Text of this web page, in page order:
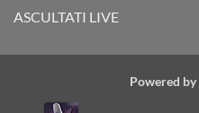
ASCULTATI LIVE
Powered by